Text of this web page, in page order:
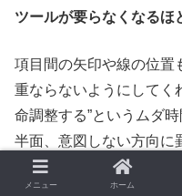
ツールが要らなくなるほ
項目間の矢印や線の位置
重ならないようにしてく
命調整する”というムダ
半面、意図しない方向に
場合の微調整はむずかし
メニュー ホーム